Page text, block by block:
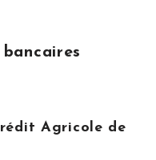
Agricole de